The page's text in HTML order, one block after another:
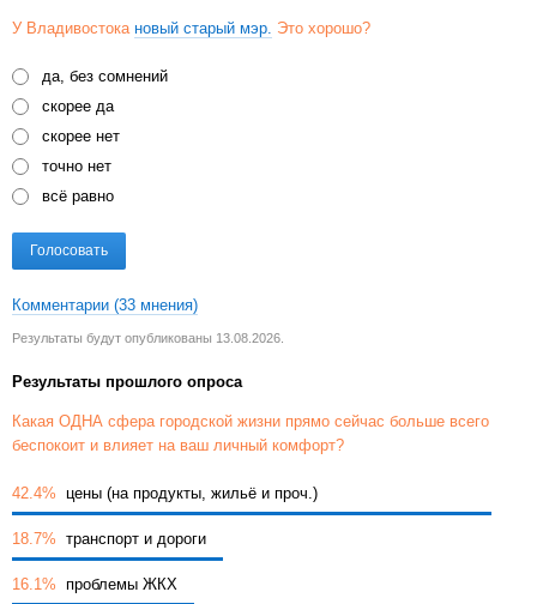
У Владивостока новый старый мэр. Это хорошо?
да, без сомнений
скорее да
скорее нет
точно нет
всё равно
Голосовать
Комментарии (33 мнения)
Результаты будут опубликованы 13.08.2026.
Результаты прошлого опроса
Какая ОДНА сфера городской жизни прямо сейчас больше всего
беспокоит и влияет на ваш личный комфорт?
42.4% цены (на продукты, жильё и проч.)
18.7% транспорт и дороги
16.1% проблемы ЖКХ